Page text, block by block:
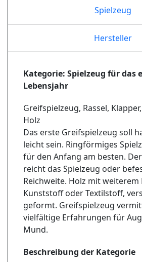
Spielzeug
Hersteller
Kategorie: Spielzeug für das
Lebensjahr
Greifspielzeug, Rassel,
Holz
Das erste Greifspielzeug soll
leicht sein. Ringförmiges
für den Anfang am besten.
reicht das Spielzeug oder
Reichweite. Holz mit
Kunststoff oder Textilstoff,
geformt. Greifspielzeug
vielfältige Erfahrungen für
Mund.
Beschreibung der Kategorie